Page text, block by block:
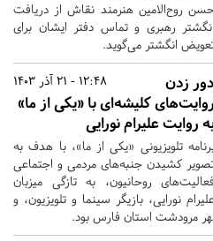
روح‌الامین هنرمند نقاش از دریافت
انگشتر رهبری و تماس دفتر ایشان برای
انگشتر می‌گوید.
12:48 - 21 آذر 1403
دور زدن
روایت‌های کلیشه‌ای با «یکی از ما»
روایت علیرام نورایی
تلویزیونی «یکی از ما»، با هدف به
کشیدن جنبه‌های مردمی و اجتماعی
فعالیت‌های روحانیون، به تازگی میزبان
نورایی، بازیگر سینما و تلویزیون، و
مرودشت استان فارس بود.